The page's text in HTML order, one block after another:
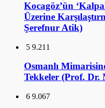
Kocagöz’ün
Üzerine
Şerefnur Atik)
5 9.211
Osmanlı
Tekkeler (Prof. Dr.
6 9.067